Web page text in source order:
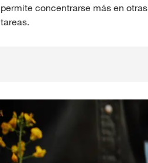
permite concentrarse más en otras
tareas.